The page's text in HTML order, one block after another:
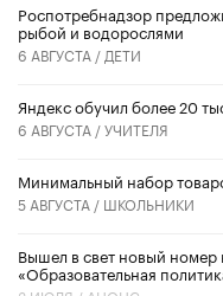
Роспотребнадзор
рыбой и водорослями
6 АВГУСТА / ДЕТИ
​Яндекс обучил более 20
6 АВГУСТА /УЧИТЕЛЯ
Минимальный набор
5 АВГУСТА / ШКОЛЬНИКИ
Вышел в свет новый номер
«Образовательная